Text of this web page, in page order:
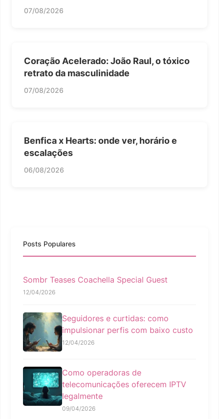
07/08/2026
Coração Acelerado: João Raul, o tóxico
retrato da masculinidade
07/08/2026
Benfica x Hearts: onde ver, horário e
escalações
06/08/2026
Posts Populares
Sombr Teases Coachella Special Guest
12/04/2026
Seguidores e curtidas: como
impulsionar perfis com baixo custo
12/04/2026
Como operadoras de
telecomunicações oferecem IPTV
legalmente
09/04/2026